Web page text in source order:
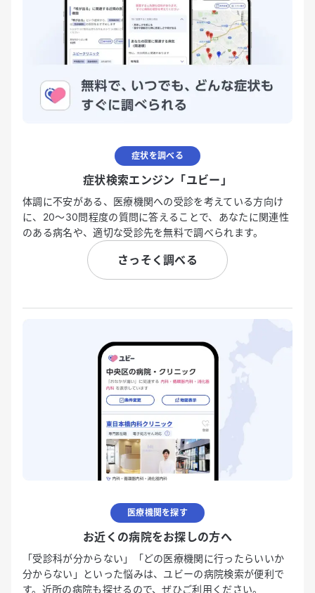
症状を調べる
症状検索エンジン「ユビー」
体調に不安がある、医療機関への受診を考えている方向け
に、20〜30問程度の質問に答えることで、あなたに関連性
のある病名や、適切な受診先を無料で調べられます。
さっそく調べる
医療機関を探す
お近くの病院をお探しの方へ
「受診科が分からない」「どの医療機関に行ったらいいか
分からない」といった悩みは、ユビーの病院検索が便利で
す。近所の病院も探せるので、ぜひご利用ください。